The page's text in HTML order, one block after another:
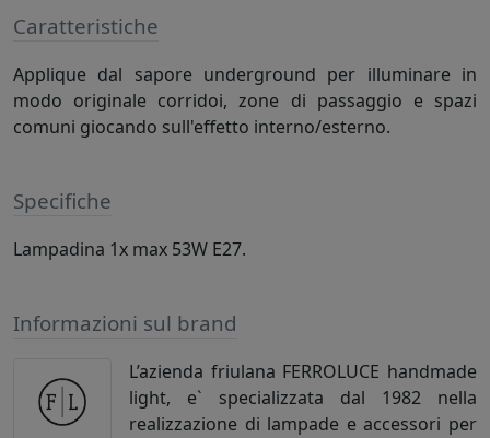
Caratteristiche
Applique dal sapore underground per illuminare in
modo originale corridoi, zone di passaggio e spazi
comuni giocando sull'effetto interno/esterno.
Specifiche
Lampadina 1x max 53W E27.
Informazioni sul brand
L’azienda friulana FERROLUCE handmade
light, e` specializzata dal 1982 nella
realizzazione di lampade e accessori per